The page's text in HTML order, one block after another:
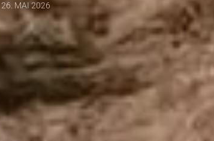
26. MAI 2026